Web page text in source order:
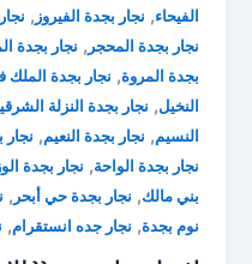
الفيحاء, نجار بجدة الفيروز ,
نجار بجدة المحجر , نجار بجدة
بجدة المروة, نجار بجدة الملك
النخيل, نجار بجدة النزلة
النسيم, نجار بجدة النعيم, نجار
نجار بجدة الواحة, نجار بجدة
بني مالك, نجار بجدة حي أبحر ,
نوم بجدة, نجار جده انستقرام,